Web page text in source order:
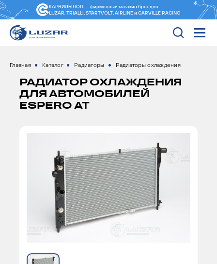
КАРВИЛЬШОП — фирменный магазин брендов
LUZAR, TRIALLI, STARTVOLT, AIRLINE и CARVILLE RACING
Главная Каталог Радиаторы Радиаторы охлаждения
РАДИАТОР ОХЛАЖДЕНИЯ
ДЛЯ АВТОМОБИЛЕЙ
ESPERO AT